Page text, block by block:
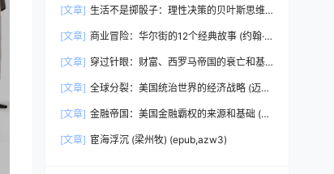
[文章] 生活不是掷骰子：理性决策的贝叶斯思维
[文章] 商业冒险：华尔街的12个经典故事 (约翰·布
[文章] 穿过针眼：财富、西罗马帝国的衰亡和基
(epub,azw3,pdf)
[文章] 全球分裂：美国统治世界的经济战略 (迈克
[文章] 金融帝国：美国金融霸权的来源和基础 (迈
[文章] 宦海浮沉 (梁州牧) (epub,azw3)